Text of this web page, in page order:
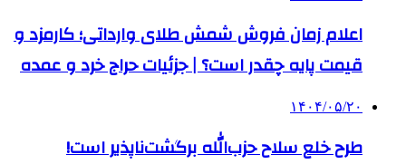
اعلام زمان فروش شمش طلای وارداتی؛ کارمزد و
قیمت پایه چقدر است؟ | جزئیات حراج خرد و عمده
۱۴۰۴/۰۵/۲۰
طرح خلع سلاح حزب‌الله برگشت‌ناپذیر است!